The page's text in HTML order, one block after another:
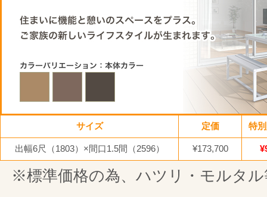
サイズ 定価 特
出幅6尺（1803）×間口1.5間（2596） ¥173,700
※標準価格の為、ハツリ・モルタ